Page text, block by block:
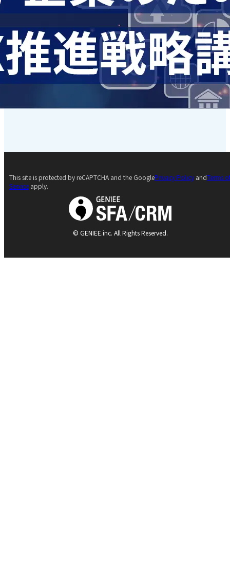
© GENIEE.inc. All Rights Reserved.
This site is protected by reCAPTCHA and the GooglePrivacy Policy andTerms
Service apply.